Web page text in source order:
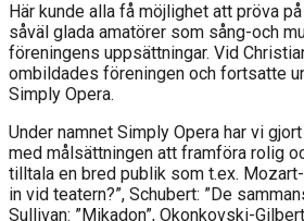
Här kunde alla få möjlighet att pröva
såväl glada amatörer som sång-och
föreningens uppsättningar. Vid
ombildades föreningen och fortsatte
Simply Opera.
Under namnet Simply Opera har vi
med målsättningen att framföra rolig
tilltala en bred publik som t.ex. Mozart-
in vid teatern?”, Schubert: ”De
Sullivan: ”Mikadon”, Okonkovski-